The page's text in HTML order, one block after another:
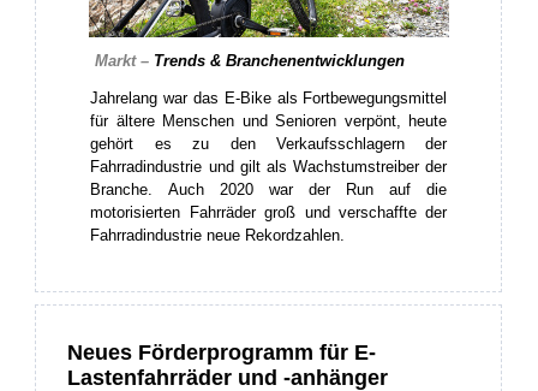
Markt – Trends & Branchenentwicklungen
Jahrelang war das E-Bike als Fortbewegungsmittel
für ältere Menschen und Senioren verpönt, heute
gehört es zu den Verkaufsschlagern der
Fahrradindustrie und gilt als Wachstumstreiber der
Branche. Auch 2020 war der Run auf die
motorisierten Fahrräder groß und verschaffte der
Fahrradindustrie neue Rekordzahlen.
Neues Förderprogramm für E-
Lastenfahrräder und -anhänger